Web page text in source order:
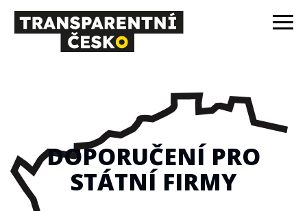
DOPORUČENÍ PRO
STÁTNÍ FIRMY